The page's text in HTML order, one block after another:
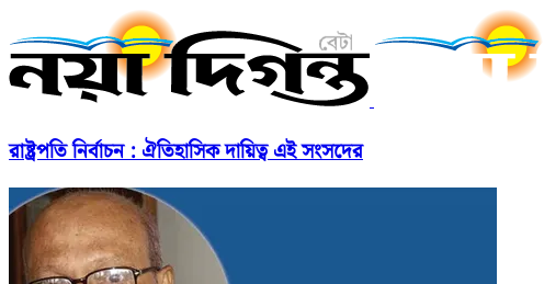
রাষ্ট্রপতি নির্বাচন : ঐতিহাসিক দায়িত্ব এই সংসদের